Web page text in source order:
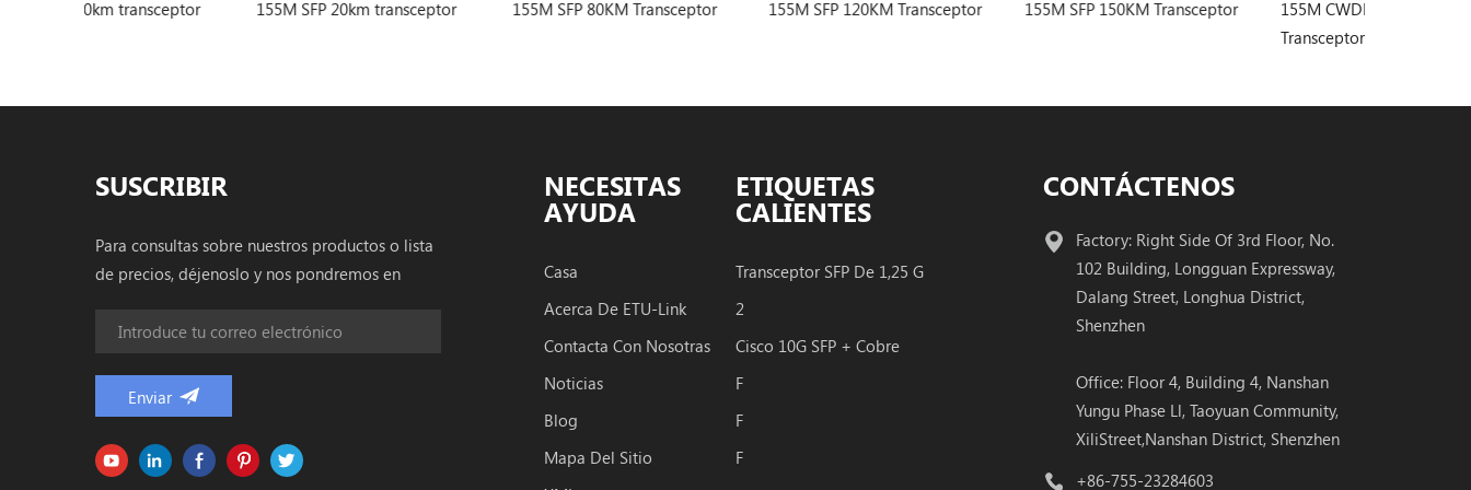
155M SFP 20km transceptor 155M SFP 80KM Transceptor 155M SFP 120KM Transceptor 155M SFP 150KM Transceptor
155M CWDM 160KM SFP
SUSCRIBIR
Para consultas sobre nuestros productos o lista
de precios, déjenoslo y nos pondremos en
NECESITAS
AYUDA
Casa
Acerca De ETU-Link
Contacta Con Nosotras
Noticias
Blog
Mapa Del Sitio
ETIQUETAS
CALIENTES
Transceptor SFP De 1,25 G
2
Cisco 10G SFP + Cobre
F
F
F
CONTÁCTENOS
Factory: Right Side Of 3rd Floor, No.
102 Building, Longguan Expressway,
Dalang Street, Longhua District,
Shenzhen
Office: Floor 4, Building 4, Nanshan
Yungu Phase Ll, Taoyuan Community,
XiliStreet,Nanshan District, Shenzhen
+86-755-23284603